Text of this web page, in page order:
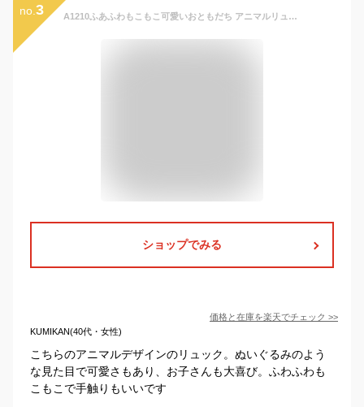
no. 3 A1210ふあふわもこもこ可愛いおともだち アニマルリュック 多機能ぬいぐるみ 犬 テディベアー くま クマ 三毛猫 ネコ うさぎ カエル かえるリュックサック キッズリュック 動物ぬいぐるみ リュック デイバック 子供用 幼児 赤ちゃん 幼稚園 小学生 かわいい ベビーリュック.
ショップでみる
価格と在庫を楽天でチェック >>
KUMIKAN(40代・女性)
こちらのアニマルデザインのリュック。ぬいぐるみのよう
な見た目で可愛さもあり、お子さんも大喜び。ふわふわも
こもこで手触りもいいです